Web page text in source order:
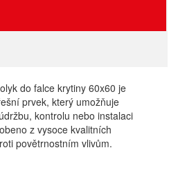
do falce krytiny 60x60 je
prvek, který umožňuje
kontrolu nebo instalaci
z vysoce kvalitních
povětrnostním vlivům.